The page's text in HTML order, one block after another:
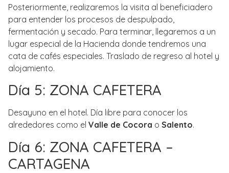
Posteriormente, realizaremos la visita al beneficiadero
para entender los procesos de despulpado,
fermentación y secado. Para terminar, llegaremos a un
lugar especial de la Hacienda donde tendremos una
cata de cafés especiales. Traslado de regreso al hotel y
alojamiento.
Día 5: ZONA CAFETERA
Desayuno en el hotel. Día libre para conocer los
alrededores como el Valle de Cocora o Salento.
Día 6: ZONA CAFETERA –
CARTAGENA